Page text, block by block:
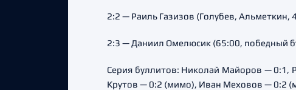
2:2 — Раиль Газизов (Голубев, Альметкин,
2:3 — Даниил Омелюсик (65:00, победный
Серия буллитов: Николай Майоров — 0:1,
Крутов — 0:2 (мимо), Иван Меховов — 0:2